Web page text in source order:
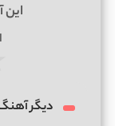
دیگر